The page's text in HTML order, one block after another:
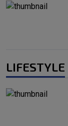
LIFESTYLE